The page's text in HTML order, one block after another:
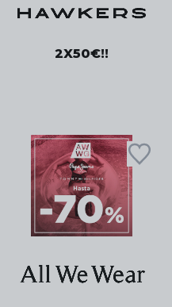
2X50€!!